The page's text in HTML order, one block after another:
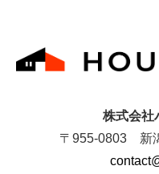
株式会社
〒955-0803 新